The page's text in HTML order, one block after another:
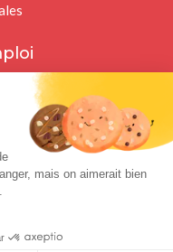
mais on aimerait bien